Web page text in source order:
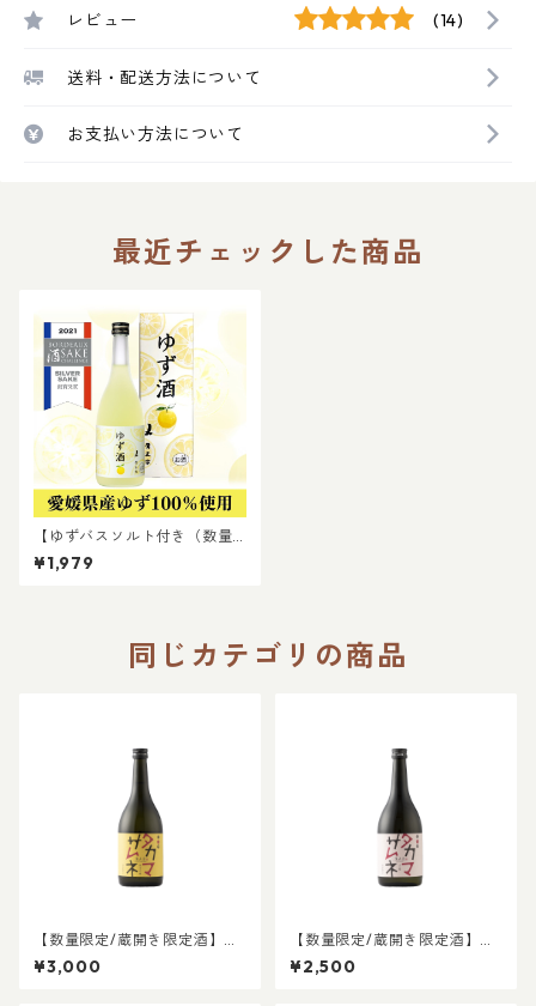
レビュー (14)
送料・配送方法について
お支払い方法について
最近チェックした商品
【ゆずバスソルト付き（数量
限定）】鷹正宗 ゆず酒 720ml
箱入り｜家のみ 晩酌 贈答 プレ
¥1,979
同じカテゴリの商品
【数量限定/蔵開き限定酒】タ
カマサムネ 純米大吟醸
¥3,000
【数量限定/蔵開き限定酒】タ
カマサムネ 大吟醸
¥2,500